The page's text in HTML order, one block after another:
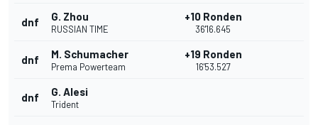
dnf G. Zhou
RUSSIAN TIME
+10 Ronden
36'16.645
dnf M. Schumacher
Prema Powerteam
+19 Ronden
16'53.527
dnf G. Alesi
Trident